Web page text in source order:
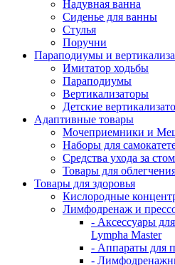
Надувная ванна
Сиденье для ванны
Стулья
Поручни
Параподиумы и
Имитатор ходьбы
Параподиумы
Вертикализаторы
Детские
Адаптивные товары
Мочеприемники и
Наборы для
Средства ухода за
Товары для
Товары для здоровья
Кислородные
Лимфодренаж и
- Аксессуары
Lympha Master
- Аппараты для
-